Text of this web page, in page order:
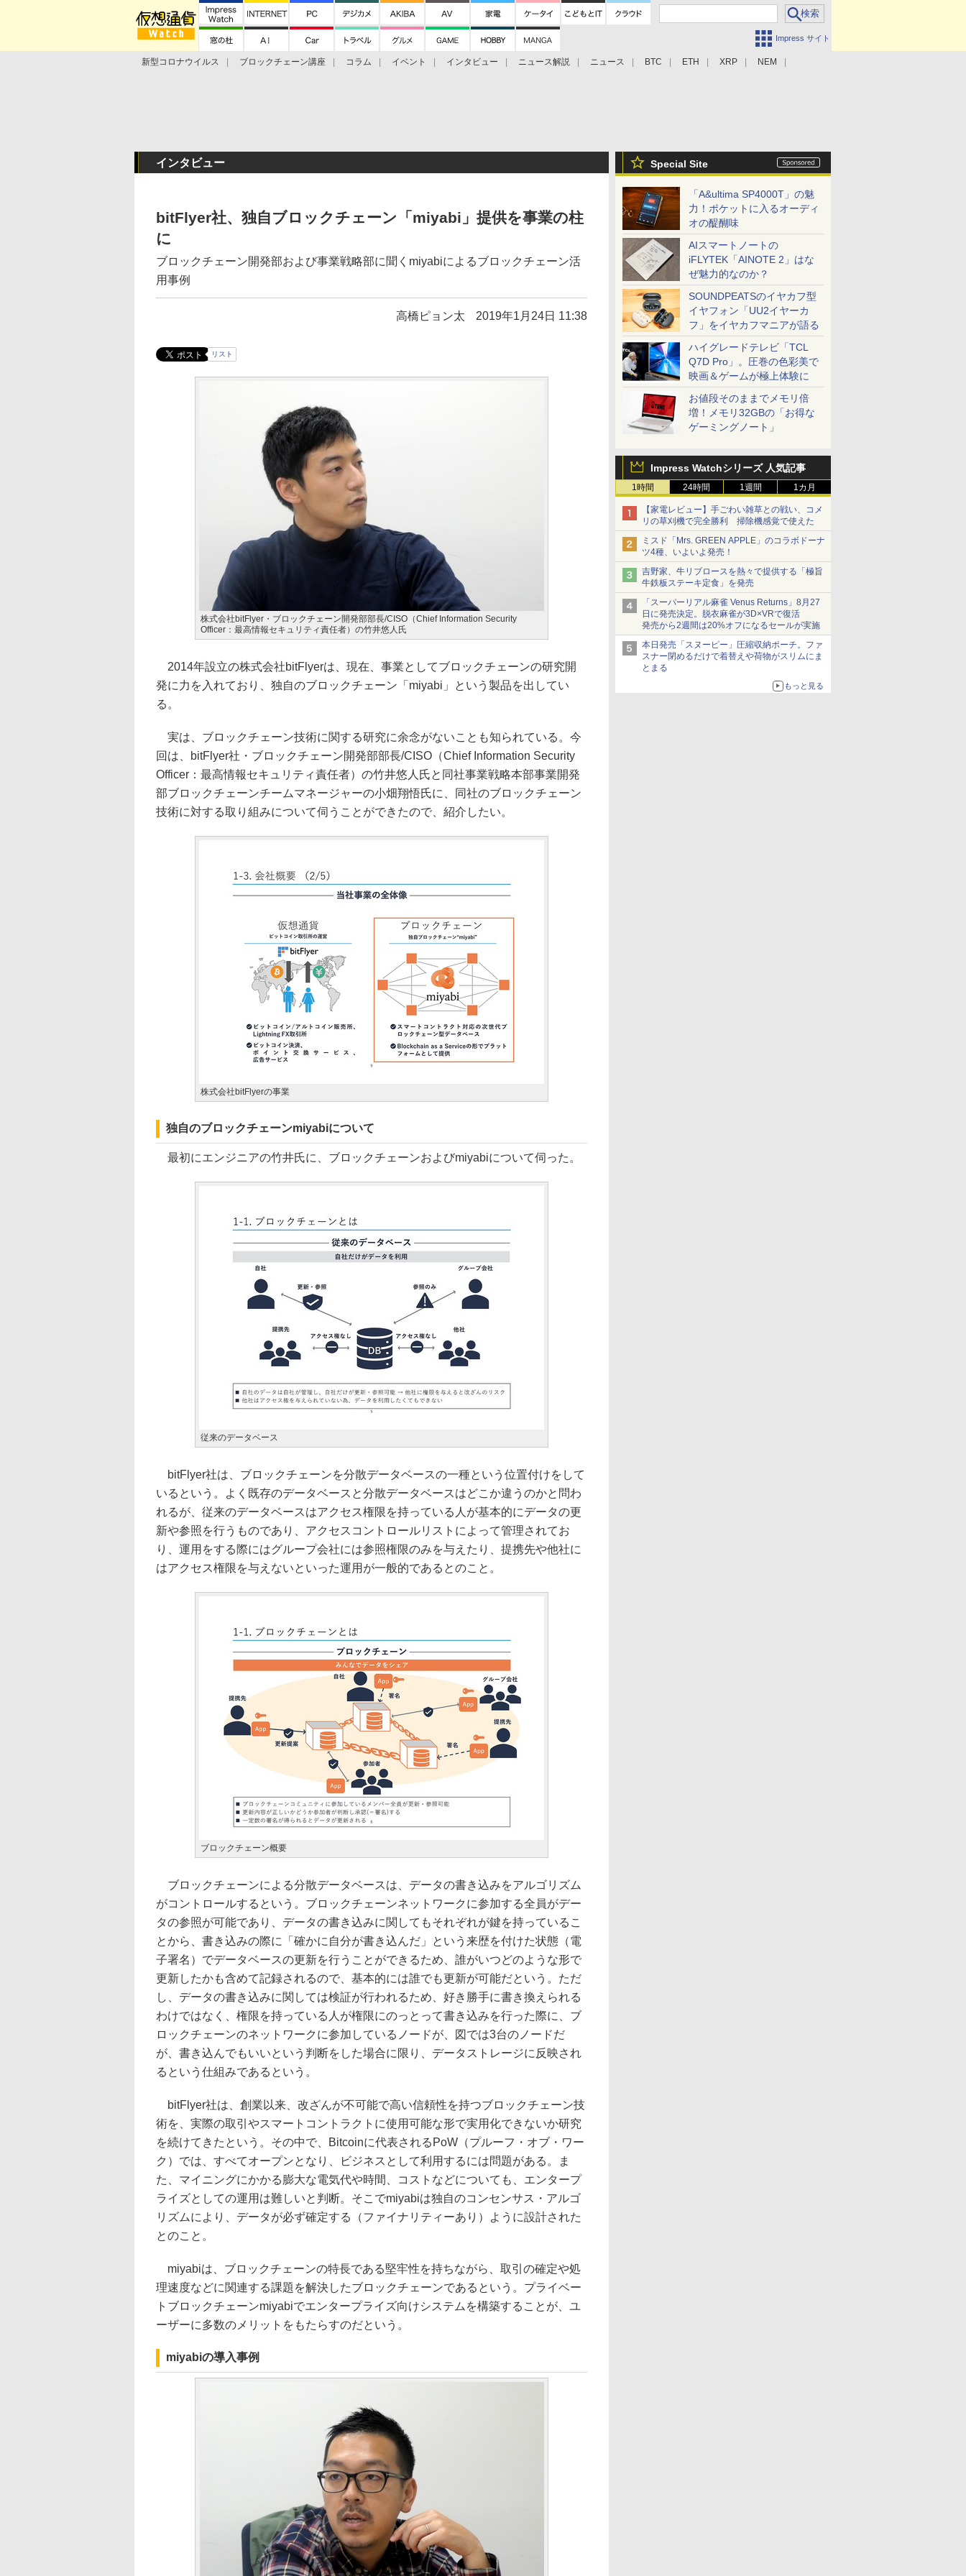
Impress サイト
新型コロナウイルス ブロックチェーン講座 コラム イベント インタビュー ニュース解説 ニュース BTC ETH XRP
NEM
Special Site
「A&ultima SP4000T」の魅
力！ポケットに入るオーディ
オの醍醐味
AIスマートノートの
iFLYTEK「AINOTE 2」はな
ぜ魅力的なのか？
SOUNDPEATSのイヤカフ型
イヤフォン「UU2イヤーカ
フ」をイヤカフマニアが語る
ハイグレードテレビ「TCL
Q7D Pro」。圧巻の色彩美で
映画＆ゲームが極上体験に
お値段そのままでメモリ倍
増！メモリ32GBの「お得な
ゲーミングノート」
Impress Watchシリーズ 人気記事
1時間 24時間 1週間 1カ月
【家電レビュー】手ごわい雑草との戦い、コメ
リの草刈機で完全勝利 掃除機感覚で使えた
ミスド「Mrs. GREEN APPLE」のコラボドーナ
ツ4種、いよいよ発売！
吉野家、牛リブロースを熱々で提供する「極旨
牛鉄板ステーキ定食」を発売
「スーパーリアル麻雀 Venus Returns」8月27
日に発売決定。脱衣麻雀が3D×VRで復活
発売から2週間は20%オフになるセールが実施
本日発売「スヌーピー」圧縮収納ポーチ。ファ
スナー閉めるだけで着替えや荷物がスリムにま
とまる
もっと見る
インタビュー
bitFlyer社、独自ブロックチェーン「miyabi」提供を事業の柱
に
ブロックチェーン開発部および事業戦略部に聞くmiyabiによるブロックチェーン活
用事例
高橋ピョン太 2019年1月24日 11:38
リスト
株式会社bitFlyer・ブロックチェーン開発部部長/CISO（Chief Information Security
Officer：最高情報セキュリティ責任者）の竹井悠人氏
2014年設立の株式会社bitFlyerは、現在、事業としてブロックチェーンの研究開
発に力を入れており、独自のブロックチェーン「miyabi」という製品を出してい
る。
実は、ブロックチェーン技術に関する研究に余念がないことも知られている。今
回は、bitFlyer社・ブロックチェーン開発部部長/CISO（Chief Information Security
Officer：最高情報セキュリティ責任者）の竹井悠人氏と同社事業戦略本部事業開発
部ブロックチェーンチームマネージャーの小畑翔悟氏に、同社のブロックチェーン
技術に対する取り組みについて伺うことができたので、紹介したい。
株式会社bitFlyerの事業
独自のブロックチェーンmiyabiについて
最初にエンジニアの竹井氏に、ブロックチェーンおよびmiyabiについて伺った。
従来のデータベース
bitFlyer社は、ブロックチェーンを分散データベースの一種という位置付けをして
いるという。よく既存のデータベースと分散データベースはどこか違うのかと問わ
れるが、従来のデータベースはアクセス権限を持っている人が基本的にデータの更
新や参照を行うものであり、アクセスコントロールリストによって管理されてお
り、運用をする際にはグループ会社には参照権限のみを与えたり、提携先や他社に
はアクセス権限を与えないといった運用が一般的であるとのこと。
ブロックチェーン概要
ブロックチェーンによる分散データベースは、データの書き込みをアルゴリズム
がコントロールするという。ブロックチェーンネットワークに参加する全員がデー
タの参照が可能であり、データの書き込みに関してもそれぞれが鍵を持っているこ
とから、書き込みの際に「確かに自分が書き込んだ」という来歴を付けた状態（電
子署名）でデータベースの更新を行うことができるため、誰がいつどのような形で
更新したかも含めて記録されるので、基本的には誰でも更新が可能だという。ただ
し、データの書き込みに関しては検証が行われるため、好き勝手に書き換えられる
わけではなく、権限を持っている人が権限にのっとって書き込みを行った際に、ブ
ロックチェーンのネットワークに参加しているノードが、図では3台のノードだ
が、書き込んでもいいという判断をした場合に限り、データストレージに反映され
るという仕組みであるという。
bitFlyer社は、創業以来、改ざんが不可能で高い信頼性を持つブロックチェーン技
術を、実際の取引やスマートコントラクトに使用可能な形で実用化できないか研究
を続けてきたという。その中で、Bitcoinに代表されるPoW（プルーフ・オブ・ワー
ク）では、すべてオープンとなり、ビジネスとして利用するには問題がある。ま
た、マイニングにかかる膨大な電気代や時間、コストなどについても、エンタープ
ライズとしての運用は難しいと判断。そこでmiyabiは独自のコンセンサス・アルゴ
リズムにより、データが必ず確定する（ファイナリティーあり）ように設計された
とのこと。
miyabiは、ブロックチェーンの特長である堅牢性を持ちながら、取引の確定や処
理速度などに関連する課題を解決したブロックチェーンであるという。プライベー
トブロックチェーンmiyabiでエンタープライズ向けシステムを構築することが、ユ
ーザーに多数のメリットをもたらすのだという。
miyabiの導入事例